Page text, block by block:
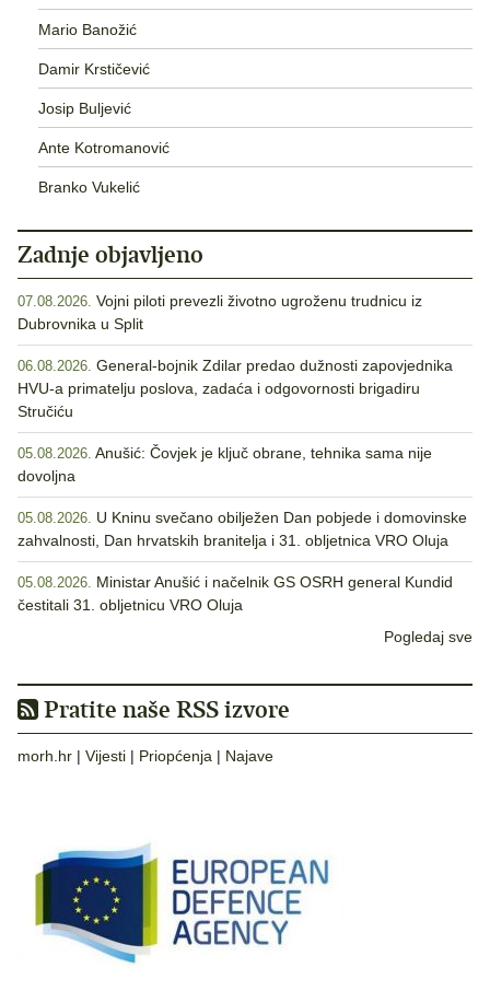
Mario Banožić
Damir Krstičević
Josip Buljević
Ante Kotromanović
Branko Vukelić
Zadnje objavljeno
07.08.2026. Vojni piloti prevezli životno ugroženu trudnicu iz
Dubrovnika u Split
06.08.2026. General-bojnik Zdilar predao dužnosti zapovjednika
HVU-a primatelju poslova, zadaća i odgovornosti brigadiru
Stručiću
05.08.2026. Anušić: Čovjek je ključ obrane, tehnika sama nije
dovoljna
05.08.2026. U Kninu svečano obilježen Dan pobjede i domovinske
zahvalnosti, Dan hrvatskih branitelja i 31. obljetnica VRO Oluja
05.08.2026. Ministar Anušić i načelnik GS OSRH general Kundid
čestitali 31. obljetnicu VRO Oluja
Pogledaj sve
Pratite naše RSS izvore
morh.hr | Vijesti | Priopćenja | Najave